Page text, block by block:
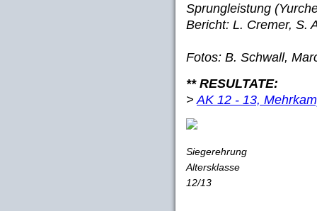
Sprungleistung
Bericht: L. Cremer, S.
Fotos: B. Schwall,
** RESULTATE:
> AK 12 - 13,
Siegerehrung
Altersklasse
12/13